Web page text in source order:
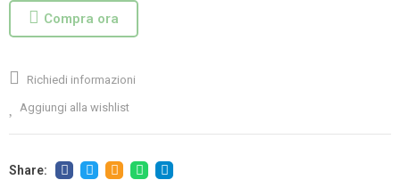
Compra ora
Richiedi informazioni
Aggiungi alla wishlist